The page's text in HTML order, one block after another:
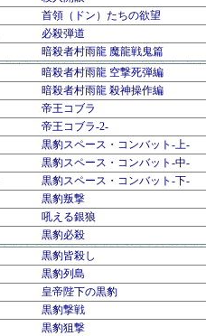
首領（ドン）たちの欲望
必殺弾道
暗殺者村雨龍 魔龍戦鬼篇
暗殺者村雨龍 空撃死弾編
暗殺者村雨龍 殺神操作編
帝王コブラ
帝王コブラ-2-
黒豹スペース・コンバット-上-
黒豹スペース・コンバット-中-
黒豹スペース・コンバット-下-
黒豹叛撃
吼える銀狼
黒豹必殺
黒豹皆殺し
黒豹列島
皇帝陛下の黒豹
黒豹撃戦
黒豹狙撃